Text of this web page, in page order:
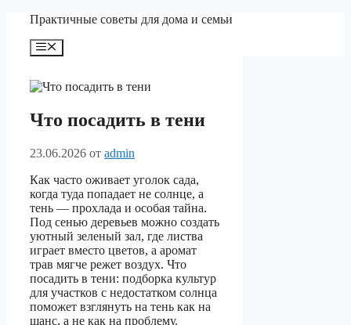
Перейти
содержимому
Практичные советы для дома и семьи
Меню
Что посадить в тени
23.06.2026 от admin
Как часто оживает уголок сада,
когда туда попадает не солнце, а
тень — прохлада и особая тайна.
Под сенью деревьев можно создать
уютный зеленый зал, где листва
играет вместо цветов, а аромат
трав мягче режет воздух. Что
посадить в тени: подборка культур
для участков с недостатком солнца
поможет взглянуть на тень как на
шанс, а не как на проблему.